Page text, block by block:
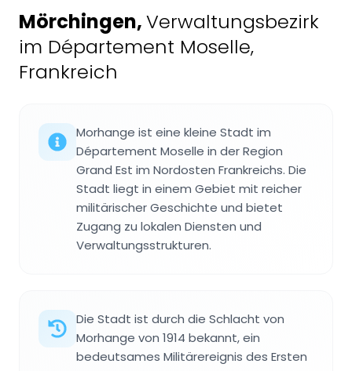
Mörchingen,Verwaltungsbezirk
im Département Moselle,
Frankreich
Morhange ist eine kleine Stadt im
Département Moselle in der Region
Grand Est im Nordosten Frankreichs. Die
Stadt liegt in einem Gebiet mit reicher
militärischer Geschichte und bietet
Zugang zu lokalen Diensten und
Verwaltungsstrukturen.
Die Stadt ist durch die Schlacht von
Morhange von 1914 bekannt, ein
bedeutsames Militärereignis des Ersten